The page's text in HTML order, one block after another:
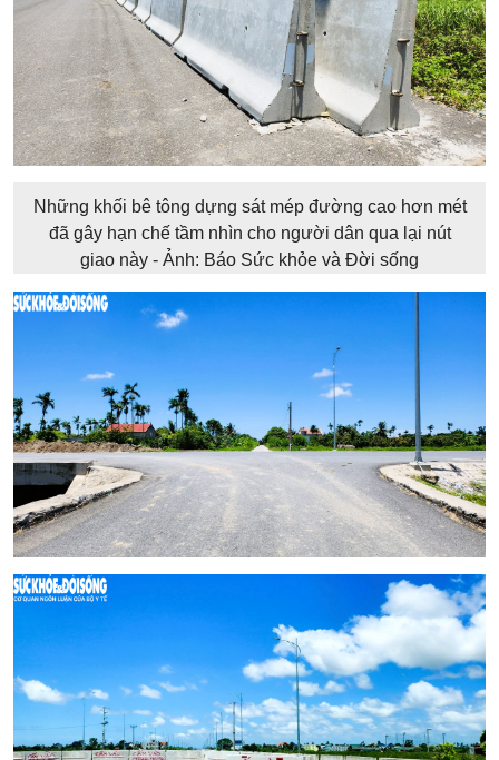
Những khối bê tông dựng sát mép đường cao hơn mét
đã gây hạn chế tầm nhìn cho người dân qua lại nút
giao này - Ảnh: Báo Sức khỏe và Đời sống